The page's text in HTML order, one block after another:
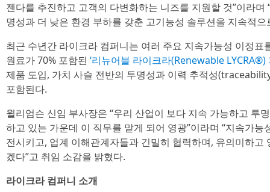
젠다를 추진하고 고객의 다변화하는 니즈를 지원할 것”이라
명성과 더 낮은 환경 부하를 갖춘 고기능성 솔루션을 지속적
최근 수년간 라이크라 컴퍼니는 여러 주요 지속가능성 이정
원료가 70% 포함된 ‘리뉴어블 라이크라(Renewable LYCRA®)
제품 도입, 가치 사슬 전반의 투명성과 이력 추적성
포함된다.
윌리엄슨 신임 부사장은 “우리 산업이 보다 지속 가능하고 투
하고 있는 가운데 이 직무를 맡게 되어 영광”이라며 “지속가
전시키고, 업계 이해관계자들과 긴밀히 협력하며, 유의미하
겠다”고 취임 소감을 밝혔다.
라이크라 컴퍼니 소개